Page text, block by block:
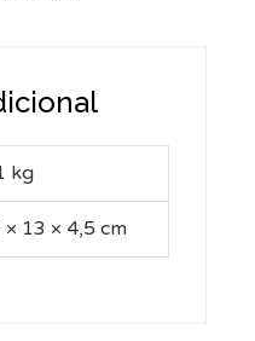
kg
× 13 × 4,5 cm